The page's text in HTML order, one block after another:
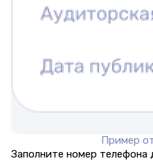
Пример
Заполните номер телефона